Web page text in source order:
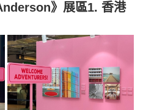
》展區1. 香港